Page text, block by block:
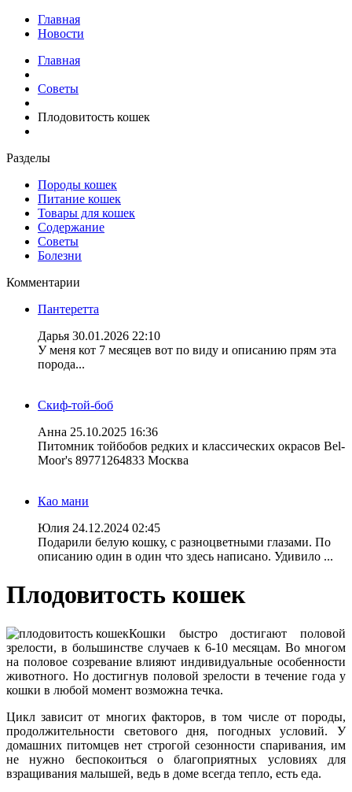
Главная
Новости
Главная
Советы
Плодовитость кошек
Разделы
Породы кошек
Питание кошек
Товары для кошек
Содержание
Советы
Болезни
Комментарии
Пантеретта
Дарья 30.01.2026 22:10
У меня кот 7 месяцев вот по виду и описанию прям эта
порода...
Скиф-той-боб
Анна 25.10.2025 16:36
Питомник тойбобов редких и классических окрасов Bel-
Moor's 89771264833 Москва
Као мани
Юлия 24.12.2024 02:45
Подарили белую кошку, с разноцветными глазами. По
описанию один в один что здесь написано. Удивило ...
Плодовитость кошек
Кошки быстро достигают половой
зрелости, в большинстве случаев к 6-10 месяцам. Во многом
на половое созревание влияют индивидуальные особенности
животного. Но достигнув половой зрелости в течение года у
кошки в любой момент возможна течка.
Цикл зависит от многих факторов, в том числе от породы,
продолжительности светового дня, погодных условий. У
домашних питомцев нет строгой сезонности спаривания, им
не нужно беспокоиться о благоприятных условиях для
взращивания малышей, ведь в доме всегда тепло, есть еда.